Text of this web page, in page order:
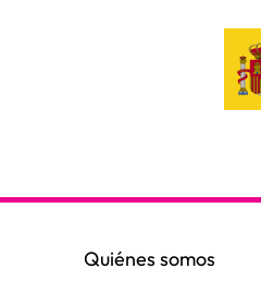
Quiénes somos